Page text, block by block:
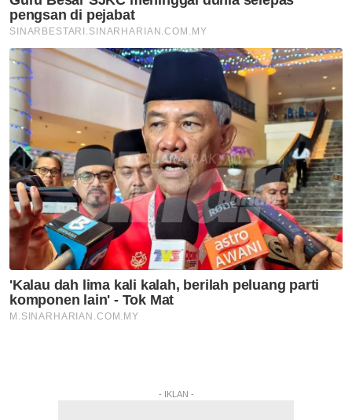
- IKLAN -